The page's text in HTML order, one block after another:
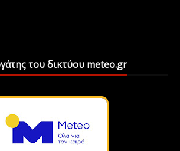
του δικτύου meteo.gr